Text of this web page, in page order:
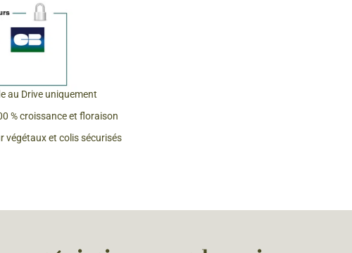
& Graines Spéciales Fraîcheur
de fleurs de A à Z
du Potager
au Drive uniquement
% croissance et floraison
végétaux et colis sécurisés